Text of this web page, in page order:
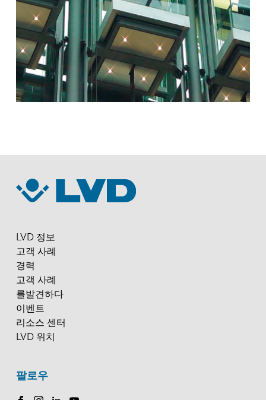
LVD 정보
고객 사례
경력
고객 사례
를발견하다
이벤트
리소스 센터
LVD 위치
팔로우
ES PT-PT
PL SK
KO CN